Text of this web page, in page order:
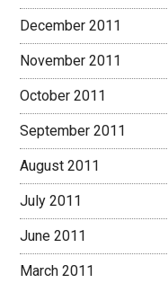
December 2011
November 2011
October 2011
September 2011
August 2011
July 2011
June 2011
March 2011